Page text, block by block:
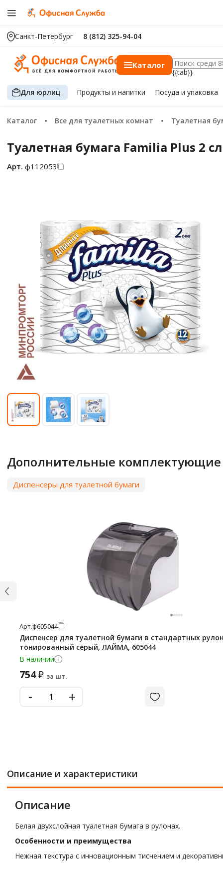
Санкт-Петербург 8 (812) 325-94-04
Каталог
{{tab}}
Для юрлиц Продуктыи напитки Посуда и упаковка
Каталог Все для туалетных комнат Туалетная
Туалетная бумага Familia Plus 2
Арт. ф112053
Дополнительные комплектующие
Диспенсеры для туалетной бумаги
Арт.ф605044
Диспенсер для туалетной бумаги в стандартных
тонированный серый, ЛАЙМА, 605044
В наличии
754₽ за шт.
- +
Описание и характеристики
Описание
Белая двухслойная туалетная бумага в рулонах.
Особенности и преимущества
Нежная текстура с инновационным тиснением и